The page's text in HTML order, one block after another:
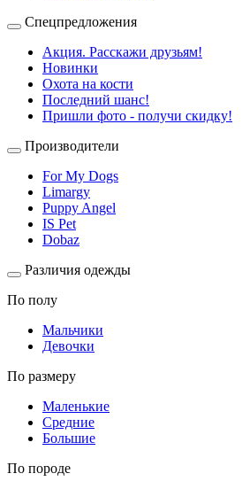
Спецпредложения
Акция. Расскажи друзьям!
Новинки
Охота на кости
Последний шанс!
Пришли фото - получи скидку!
Производители
For My Dogs
Limargy
Puppy Angel
IS Pet
Dobaz
Различия одежды
По полу
Мальчики
Девочки
По размеру
Маленькие
Средние
Большие
По породе